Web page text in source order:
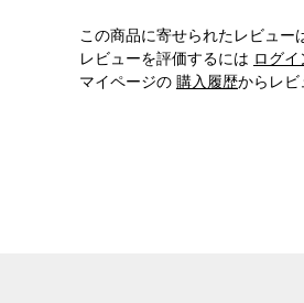
この商品に寄せられたレビュー
レビューを評価するには ログイ
マイページの 購入履歴からレビ